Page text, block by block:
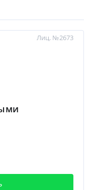
Лиц. №2673